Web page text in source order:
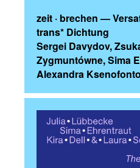
zeit · brechen —
trans* Dichtung
Sergei Davydov,
Zygmuntówne, Sima
Alexandra